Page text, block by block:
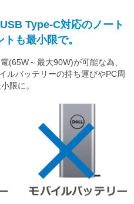
Type-C対応のノート
も最小限で。
(65W～最大90W)が可能な為、
ルバッテリーの持ち運びやPC周
限に。